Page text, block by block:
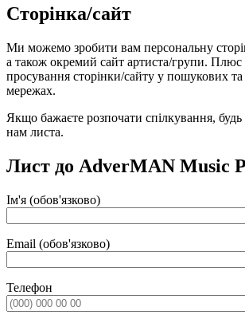
Сторінка/сайт
Ми можемо зробити вам персональну
а також окремий сайт артиста/групи. Плюс
просування сторінки/сайту у пошукових та
мережах.
Якщо бажаєте розпочати спілкування,
нам листа.
Лист до AdverMAN Music
Ім'я (обов'язково)
Email (обов'язково)
Телефон